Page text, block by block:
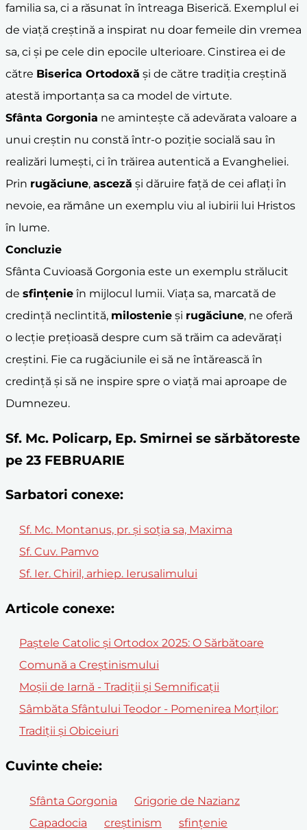
familia sa, ci a răsunat în întreaga Biserică. Exemplul ei
de viață creștină a inspirat nu doar femeile din vremea
sa, ci și pe cele din epocile ulterioare. Cinstirea ei de
către Biserica Ortodoxă și de către tradiția creștină
atestă importanța sa ca model de virtute.
Sfânta Gorgonia ne amintește că adevărata valoare a
unui creștin nu constă într-o poziție socială sau în
realizări lumești, ci în trăirea autentică a Evangheliei.
Prin rugăciune, asceză și dăruire față de cei aflați în
nevoie, ea rămâne un exemplu viu al iubirii lui Hristos
în lume.
Concluzie
Sfânta Cuvioasă Gorgonia este un exemplu strălucit
de sfințenie în mijlocul lumii. Viața sa, marcată de
credință neclintită, milostenie și rugăciune, ne oferă
o lecție prețioasă despre cum să trăim ca adevărați
creștini. Fie ca rugăciunile ei să ne întărească în
credință și să ne inspire spre o viață mai aproape de
Dumnezeu.
Sf. Mc. Policarp, Ep. Smirnei se sărbătoreste
pe 23 FEBRUARIE
Sarbatori conexe:
Sf. Mc. Montanus, pr. și soția sa, Maxima
Sf. Cuv. Pamvo
Sf. Ier. Chiril, arhiep. Ierusalimului
Articole conexe:
Paștele Catolic și Ortodox 2025: O Sărbătoare
Comună a Creștinismului
Moșii de Iarnă - Tradiții și Semnificații
Sâmbăta Sfântului Teodor - Pomenirea Morților:
Tradiții și Obiceiuri
Cuvinte cheie:
Sfânta Gorgonia
Grigorie de Nazianz
Capadocia
creștinism sfințenie